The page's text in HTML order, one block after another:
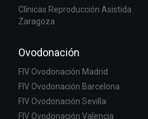
Clínicas Reproducción Asistida
Zaragoza
Ovodonación
FIV Ovodonación Madrid
FIV Ovodonación Barcelona
FIV Ovodonación Sevilla
FIV Ovodonación Valencia